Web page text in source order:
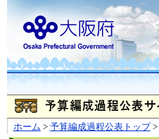
ホーム > 予算編成過程公表トップ>